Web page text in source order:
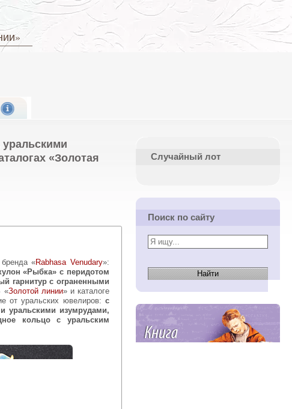
«Золотая
«Rabhasa Venudary»:
«Рыбка» с перидотом
гарнитур с ограненными
«Золотой линии» и каталоге
от уральских ювелиров:с
уральскими изумрудами,
кольцо с уральским
Случайный лот
Поиск по сайту